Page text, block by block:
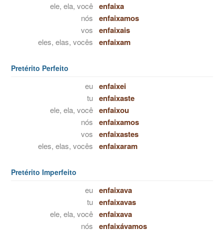
ele, ela, você enfaixa
nós enfaixamos
vos enfaixais
eles, elas, vocês enfaixam
Pretérito Perfeito
eu enfaixei
tu enfaixaste
ele, ela, você enfaixou
nós enfaixamos
vos enfaixastes
eles, elas, vocês enfaixaram
Pretérito Imperfeito
eu enfaixava
tu enfaixavas
ele, ela, você enfaixava
nós enfaixávamos